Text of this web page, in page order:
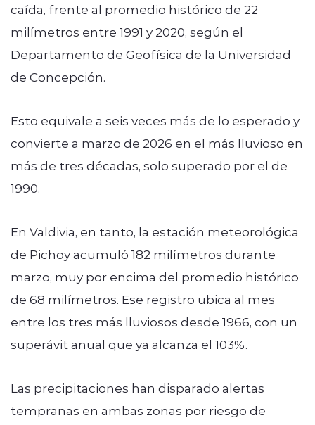
caída, frente al promedio histórico de 22
milímetros entre 1991 y 2020, según el
Departamento de Geofísica de la Universidad
de Concepción.
Esto equivale a seis veces más de lo esperado y
convierte a marzo de 2026 en el más lluvioso en
más de tres décadas, solo superado por el de
1990.
En Valdivia, en tanto, la estación meteorológica
de Pichoy acumuló 182 milímetros durante
marzo, muy por encima del promedio histórico
de 68 milímetros. Ese registro ubica al mes
entre los tres más lluviosos desde 1966, con un
superávit anual que ya alcanza el 103%.
Las precipitaciones han disparado alertas
tempranas en ambas zonas por riesgo de